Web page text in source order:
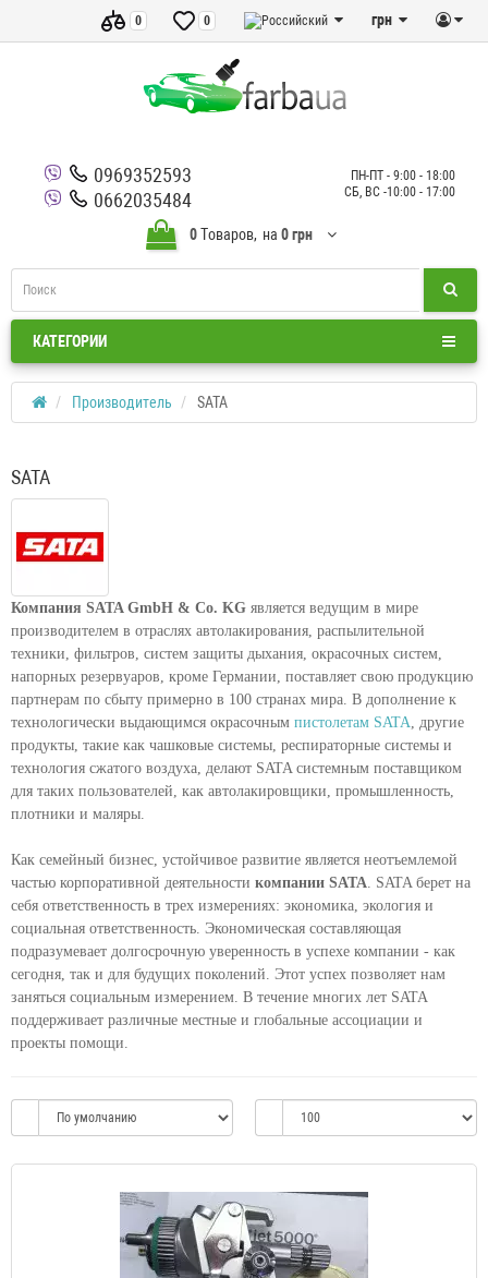
грн
0
0
0969352593
0662035484
ПН-ПТ - 9:00 - 18:00
СБ, ВС -10:00 - 17:00
0Tоваров, на 0 грн
КАТЕГОРИИ
Производитель SATA
SATA
Компания SATA GmbH & Co. KG является ведущим в мире
производителем в отраслях автолакирования, распылительной
техники, фильтров, систем защиты дыхания, окрасочных систем,
напорных резервуаров, кроме Германии, поставляет свою продукцию
партнерам по сбыту примерно в 100 странах мира. В дополнение к
технологически выдающимся окрасочным пистолетам SATA, другие
продукты, такие как чашковые системы, респираторные системы и
технология сжатого воздуха, делают SATA системным поставщиком
для таких пользователей, как автолакировщики, промышленность,
плотники и маляры.
Как семейный бизнес, устойчивое развитие является неотъемлемой
частью корпоративной деятельности компании SATA. SATA берет на
себя ответственность в трех измерениях: экономика, экология и
социальная ответственность. Экономическая составляющая
подразумевает долгосрочную уверенность в успехе компании - как
сегодня, так и для будущих поколений. Этот успех позволяет нам
заняться социальным измерением. В течение многих лет SATA
поддерживает различные местные и глобальные ассоциации и
проекты помощи.